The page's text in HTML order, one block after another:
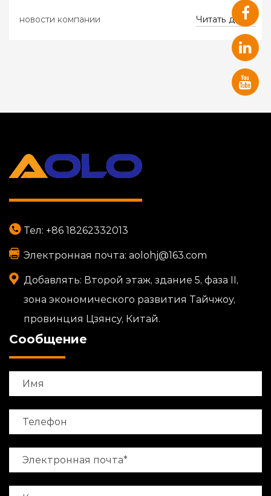
новости компании Читать далее
Тел: +86 18262332013
Электронная почта: aolohj@163.com
Добавлять: Второй этаж, здание 5, фаза II,
зона экономического развития Тайчжоу,
провинция Цзянсу, Китай.
Сообщение